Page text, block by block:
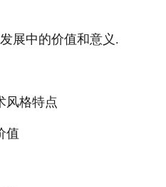
展中的价值和意义.
风格特点
值